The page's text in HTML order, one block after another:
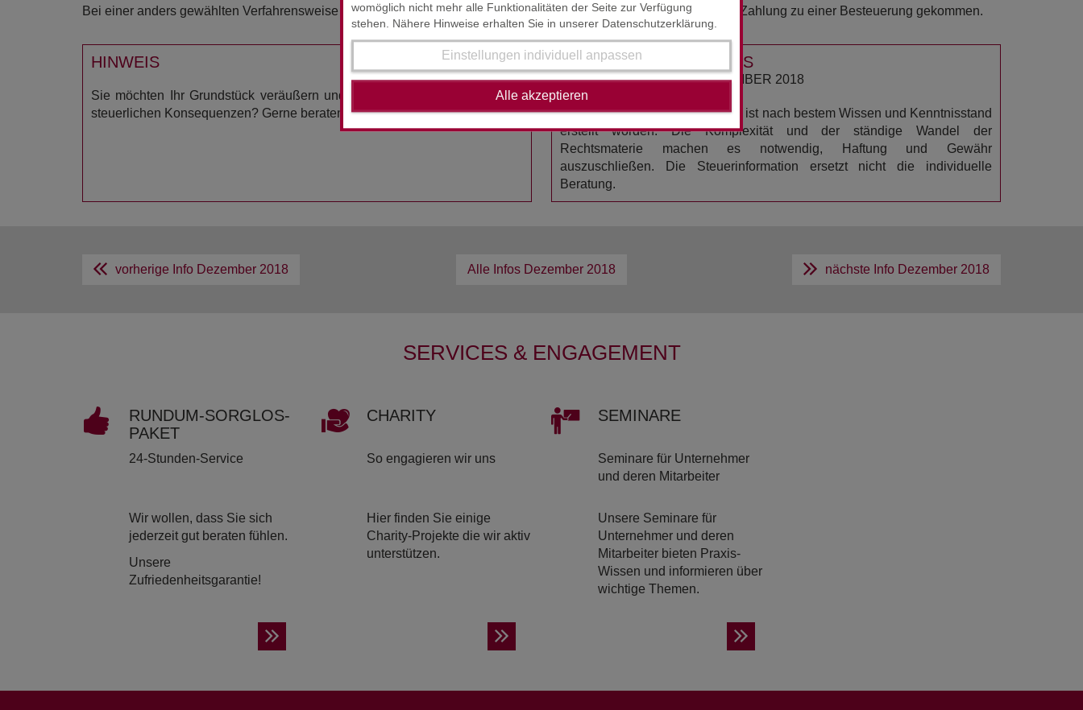
womöglich nicht mehr alle Funktionalitäten der Seite zur Verfügung
stehen. Nähere Hinweise erhalten Sie in unserer Datenschutzerklärung.
Einstellungen individuell anpassen
Alle akzeptieren
Bei einer anders gewählten Verfahrensweise wie Ratenkauf oder Mietkauf wäre es tatsächlich erst im Zeitpunkt der Zahlung zu einer Besteuerung gekommen.
HINWEIS
Sie möchten Ihr Grundstück veräußern und sind unsicher hinsichtlich der
steuerlichen Konsequenzen? Gerne beraten wir Sie zu diesem Thema.
HAFTUNGSAUSSCHLUSS
STAND : NOVEMBER / DEZEMBER 2018
Der Inhalt der Steuerinformation ist nach bestem Wissen und Kenntnisstand
erstellt worden. Die Komplexität und der ständige Wandel der
Rechtsmaterie machen es notwendig, Haftung und Gewähr
auszuschließen. Die Steuerinformation ersetzt nicht die individuelle
Beratung.
vorherige Info Dezember 2018 Alle Infos Dezember 2018 nächste Info Dezember 2018
SERVICES & ENGAGEMENT
RUND­UM-SORG­LOS-
PAKET
24-Stunden-Service
Wir wollen, dass Sie sich
jederzeit gut beraten fühlen.
Unsere
Zufriedenheitsgarantie!
CHA­RI­TY
So engagieren wir uns
Hier finden Sie einige
Charity-Projekte die wir aktiv
unterstützen.
SE­MI­NA­RE
Seminare für Unternehmer
und deren Mitarbeiter
Unsere Seminare für
Unternehmer und deren
Mitarbeiter bieten Praxis-
Wissen und informieren über
wichtige Themen.